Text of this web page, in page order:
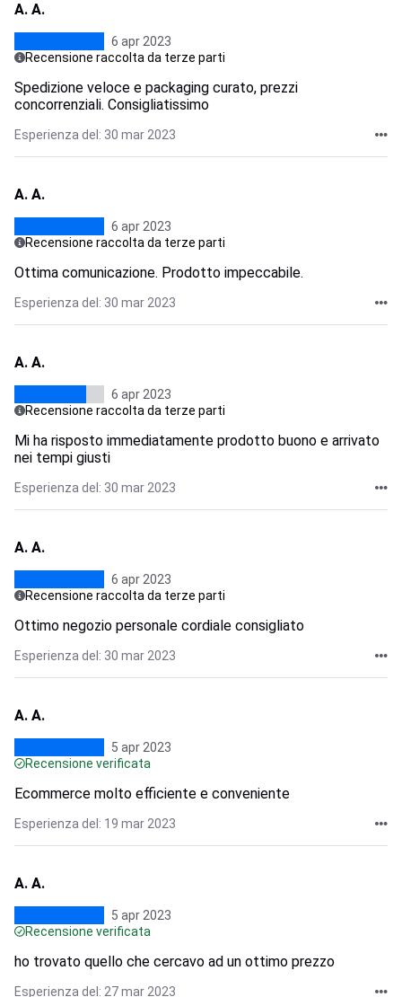
A. A.
6 apr 2023
Recensione raccolta da terze parti
Spedizione veloce e packaging curato, prezzi
concorrenziali. Consigliatissimo
Esperienza del: 30 mar 2023
A. A.
6 apr 2023
Recensione raccolta da terze parti
Ottima comunicazione. Prodotto impeccabile.
Esperienza del: 30 mar 2023
A. A.
6 apr 2023
Recensione raccolta da terze parti
Mi ha risposto immediatamente prodotto buono e arrivato
nei tempi giusti
Esperienza del: 30 mar 2023
A. A.
6 apr 2023
Recensione raccolta da terze parti
Ottimo negozio personale cordiale consigliato
Esperienza del: 30 mar 2023
A. A.
5 apr 2023
Recensione verificata
Ecommerce molto efficiente e conveniente
Esperienza del: 19 mar 2023
A. A.
5 apr 2023
Recensione verificata
ho trovato quello che cercavo ad un ottimo prezzo
Esperienza del: 27 mar 2023